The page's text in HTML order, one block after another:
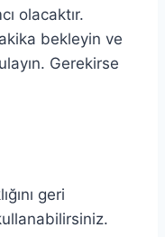
olacaktır.
bekleyin ve
Gerekirse
geri